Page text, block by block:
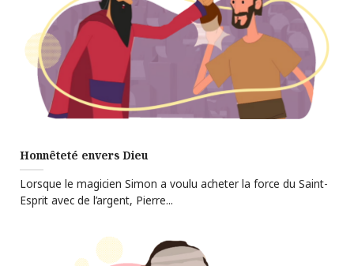
Honnêteté envers Dieu
Lorsque le magicien Simon a voulu acheter la force du Saint-
Esprit avec de l’argent, Pierre...